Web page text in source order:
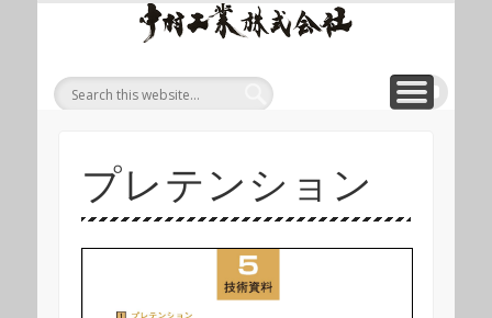
ープ
等重
吊り
上げ
製品
CORPORATE 会社概要
WIREROPE ワイヤロープについて
MODULIFT モジュリフト
PRODUCT 製品
ONLINE SHOP 「ロープくん」ECショップ
CONTACT お問い合わせ
プレテンション